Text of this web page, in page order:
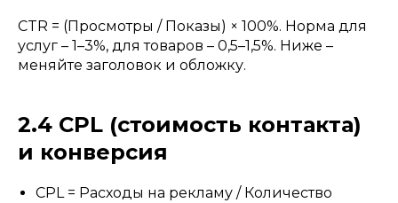
CTR = (Просмотры / Показы) × 100%. Норма для
услуг – 1–3%, для товаров – 0,5–1,5%. Ниже –
меняйте заголовок и обложку.
2.4 CPL (стоимость контакта)
и конверсия
CPL = Расходы на рекламу / Количество